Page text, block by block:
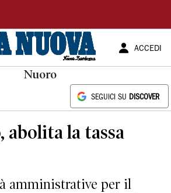
ACCEDI
Nuoro
SEGUICI SU DISCOVER
abolita la tassa
amministrative per il